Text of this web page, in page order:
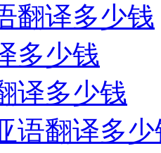
翻译多少钱
多少钱
译多少钱
语翻译多少